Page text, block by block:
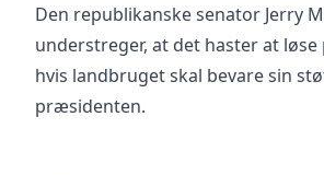
Den republikanske senator Jerry
understreger, at det haster at
hvis landbruget skal bevare sin
præsidenten.